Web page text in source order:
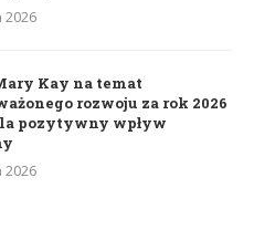
2026
Kay na temat
rozwoju za rok 2026
pozytywny wpływ
2026